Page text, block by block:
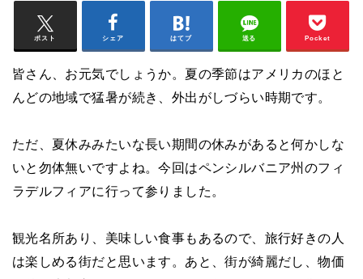
ポスト シェア はてブ 送る Pocket
皆さん、お元気でしょうか。夏の季節はアメリカのほと
んどの地域で猛暑が続き、外出がしづらい時期です。
ただ、夏休みみたいな長い期間の休みがあると何かしな
いと勿体無いですよね。今回はペンシルバニア州のフィ
ラデルフィアに行って参りました。
観光名所あり、美味しい食事もあるので、旅行好きの人
は楽しめる街だと思います。あと、街が綺麗だし、物価